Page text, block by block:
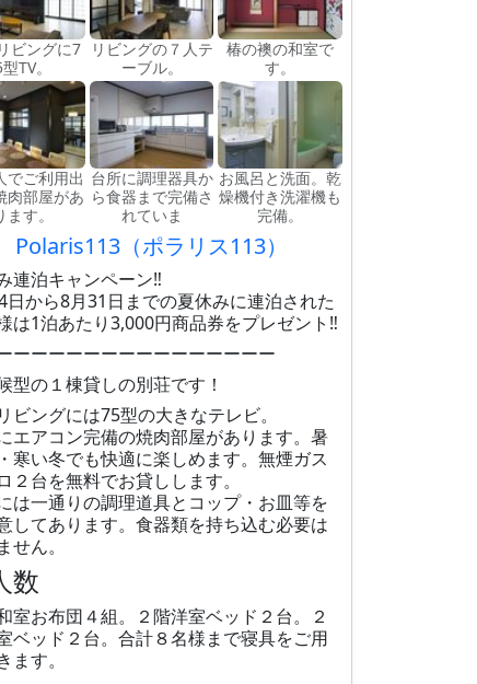
ビングに7
TV。
リビングの７人テ
ーブル。
椿の襖の和室で
す。
でご利用出
肉部屋があ
ます。
台所に調理器具か
ら食器まで完備さ
れていま
お風呂と洗面。乾
燥機付き洗濯機も
完備。
Polaris113（ポラリス113）
連泊キャンペーン‼️
日から8月31日までの夏休みに連泊された
は1泊あたり3,000円商品券をプレゼント‼️
ーーーーーーーーーーーーーーー
型の１棟貸しの別荘です！
ビングには75型の大きなテレビ。
エアコン完備の焼肉部屋があります。暑
寒い冬でも快適に楽しめます。無煙ガス
２台を無料でお貸しします。
は一通りの調理道具とコップ・お皿等を
してあります。食器類を持ち込む必要は
せん。
数
室お布団４組。２階洋室ベッド２台。２
ベッド２台。合計８名様まで寝具をご用
ます。